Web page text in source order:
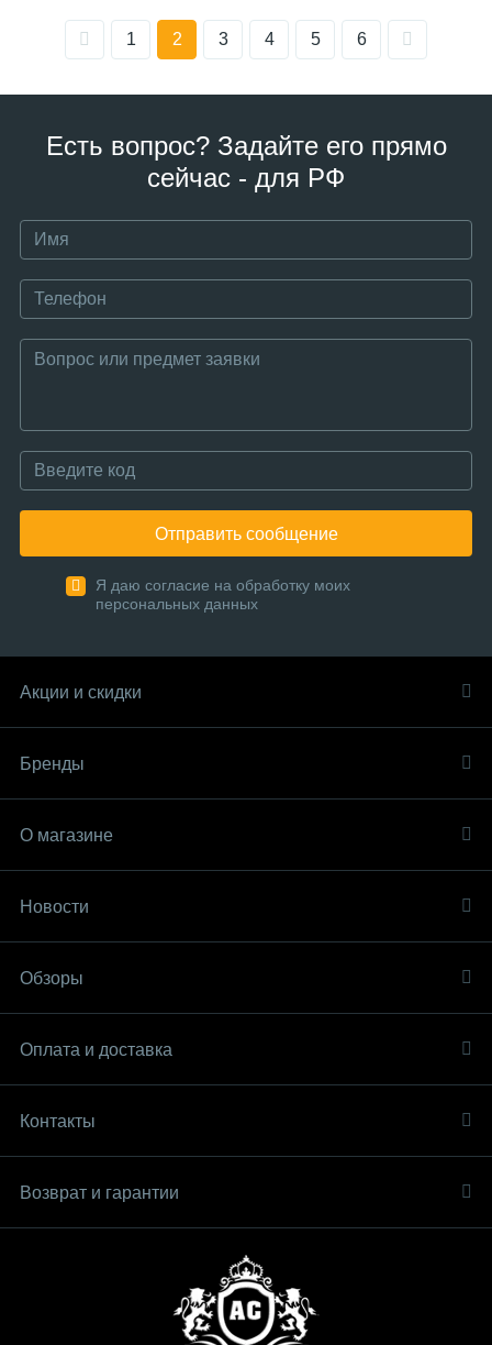
1 2 3 4 5 6
Есть вопрос? Задайте его прямо
сейчас - для РФ
Отправить сообщение
Я даю согласие на обработку моих
персональных данных
Акции и скидки
Бренды
О магазине
Новости
Обзоры
Оплата и доставка
Контакты
Возврат и гарантии